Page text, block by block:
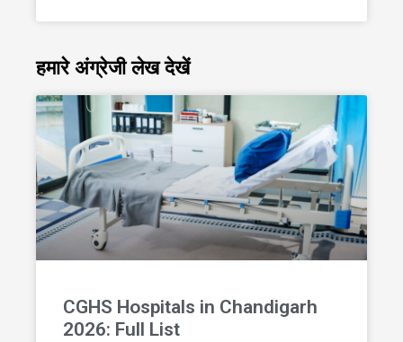
हमारे अंग्रेजी लेख देखें
CGHS Hospitals in Chandigarh
2026: Full List